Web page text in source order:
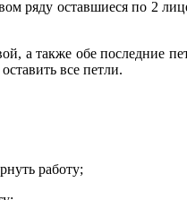
ряду оставшиеся по 2
а также обе последние
все петли.
работу;